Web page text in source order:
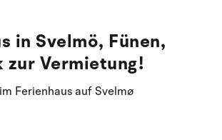
in Svelmö, Fünen,
zur Vermietung!
Ferienhaus auf Svelmø